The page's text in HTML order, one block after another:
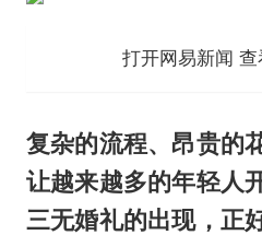
打开网易新闻
复杂的流程、昂贵的
让越来越多的年轻人
三无婚礼的出现，正